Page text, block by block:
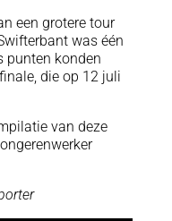
een grotere tour
was één
punten konden
die op 12 juli
van deze